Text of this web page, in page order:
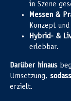
in Szene
Messen &
Konzept
Hybrid- &
erlebbar.
Darüber hinaus
Umsetzung, sodass
erzielt.